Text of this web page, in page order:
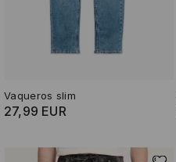
Vaqueros slim
27,99 EUR